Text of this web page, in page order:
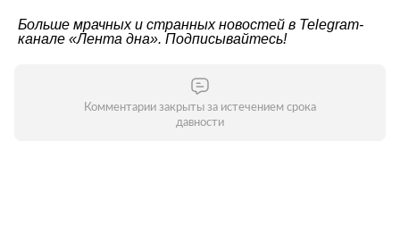
Больше мрачных и странных новостей в Telegram-
канале «Лента дна». Подписывайтесь!
Комментарии закрыты за истечением срока
давности